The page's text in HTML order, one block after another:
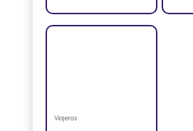
Viajeros